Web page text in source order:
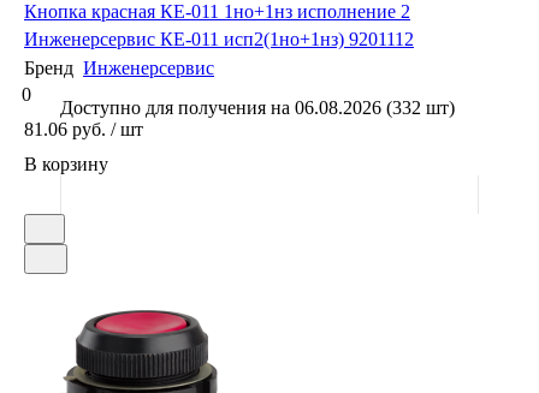
Кнопка красная КЕ-011 1но+1нз исполнение 2
Инженерсервис КЕ-011 исп2(1но+1нз) 9201112
Бренд Инженерсервис
0
Доступно для получения на 06.08.2026 (332 шт)
81.06 руб. / шт
В корзину